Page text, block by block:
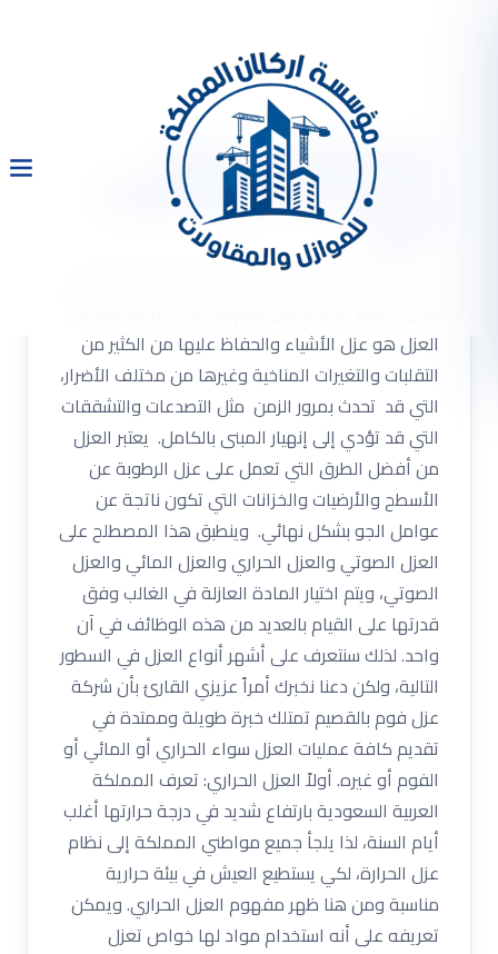
أفضل شركة عزل فوم
بالرياض 0533334179 رولات
العزل هو عزل الأشياء والحفاظ عليها من الكثير من
التقلبات والتغيرات المناخية وغيرها من مختلف الأضرار،
التي قد تحدث بمرور الزمن مثل التصدعات والتشققات
التي قد تؤدي إلى إنهيار المبنى بالكامل. يعتبر العزل
من أفضل الطرق التي تعمل على عزل الرطوبة عن
الأسطح والأرضيات والخزانات التي تكون ناتجة عن
عوامل الجو بشكل نهائي. وينطبق هذا المصطلح على
العزل الصوتي والعزل الحراري والعزل المائي والعزل
الصوتي، ويتم اختيار المادة العازلة في الغالب وفق
قدرتها على القيام بالعديد من هذه الوظائف في آن
واحد. لذلك سنتعرف على أشهر أنواع العزل في السطور
التالية، ولكن دعنا نخبرك أمراً عزيزي القارئ بأن شركة
عزل فوم بالقصيم تمتلك خبرة طويلة وممتدة في
تقديم كافة عمليات العزل سواء الحراري أو المائي أو
الفوم أو غيره. أولاً العزل الحراري: تعرف المملكة
العربية السعودية بارتفاع شديد في درجة حرارتها أغلب
أيام السنة، لذا يلجأ جميع مواطني المملكة إلى نظام
عزل الحرارة، لكي يستطيع العيش في بيئة حرارية
مناسبة ومن هنا ظهر مفهوم العزل الحراري. ويمكن
تعريفه على أنه استخدام مواد لها خواص تعزل